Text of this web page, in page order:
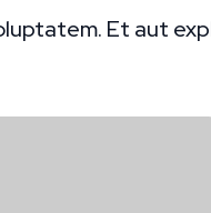
Et aut